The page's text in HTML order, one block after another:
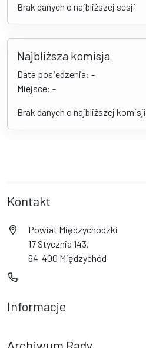
Brak danych o najbliższej sesji
Najbliższa komisja
Data posiedzenia: -
Miejsce: -
Brak danych o najbliższej komisji
Kontakt
Powiat Międzychodzki
17 Stycznia 143,
64-400 Międzychód
Informacje
Archiwum Rady